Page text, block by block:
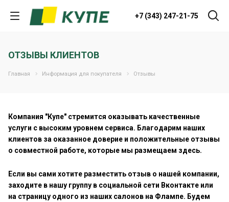
+7 (343) 247-21-75
ОТЗЫВЫ КЛИЕНТОВ
Главная Информация для покупателя Отзывы
Компания "Купе" стремится оказывать качественные
услуги с высоким уровнем сервиса. Благодарим наших
клиентов за оказанное доверие и положительные отзывы
о совместной работе, которые мы размещаем здесь.
Если вы сами хотите разместить отзыв о нашей компании,
заходите в нашу группу в социальной сети Вконтакте или
на страницу одного из наших салонов на Флампе. Будем
Закрыть
в